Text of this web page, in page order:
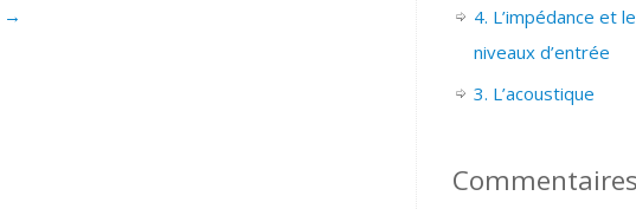
→
4. L’impédance et
niveaux d’entrée
3. L’acoustique